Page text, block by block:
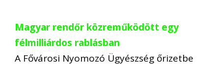
Magyar rendőr közreműködött egy
félmilliárdos rablásban
A Fővárosi Nyomozó Ügyészség őrizetbe